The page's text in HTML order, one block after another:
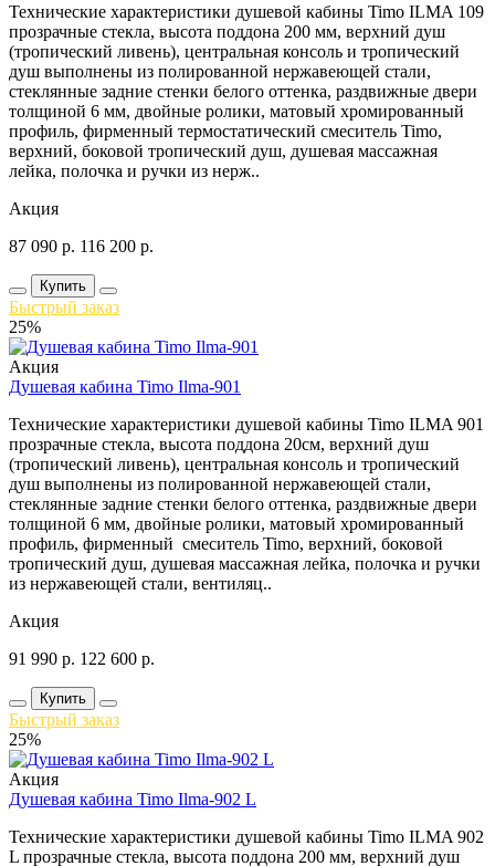
Технические характеристики душевой кабины Timo ILMA 109
прозрачные стекла, высота поддона 200 мм, верхний душ
(тропический ливень), центральная консоль и тропический
душ выполнены из полированной нержавеющей стали,
стеклянные задние стенки белого оттенка, раздвижные двери
толщиной 6 мм, двойные ролики, матовый хромированный
профиль, фирменный термостатический смеситель Timo,
верхний, боковой тропический душ, душевая массажная
лейка, полочка и ручки из нерж..
Акция
87 090 р. 116 200 р.
Купить
Быстрый заказ
25%
Акция
Душевая кабина Timo Ilma-901
Технические характеристики душевой кабины Timo ILMA 901
прозрачные стекла, высота поддона 20см, верхний душ
(тропический ливень), центральная консоль и тропический
душ выполнены из полированной нержавеющей стали,
стеклянные задние стенки белого оттенка, раздвижные двери
толщиной 6 мм, двойные ролики, матовый хромированный
профиль, фирменный смеситель Timo, верхний, боковой
тропический душ, душевая массажная лейка, полочка и ручки
из нержавеющей стали, вентиляц..
Акция
91 990 р. 122 600 р.
Купить
Быстрый заказ
25%
Акция
Душевая кабина Timo Ilma-902 L
Технические характеристики душевой кабины Timo ILMA 902
L прозрачные стекла, высота поддона 200 мм, верхний душ